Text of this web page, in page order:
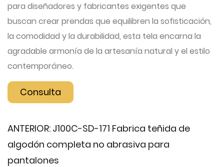
para diseñadores y fabricantes exigentes que
buscan crear prendas que equilibren la sofisticación,
la comodidad y la durabilidad, esta tela encarna la
agradable armonía de la artesanía natural y el estilo
contemporáneo.
Consulta
ANTERIOR: J100C-SD-171 Fabrica teñida de
algodón completa no abrasiva para
pantalones